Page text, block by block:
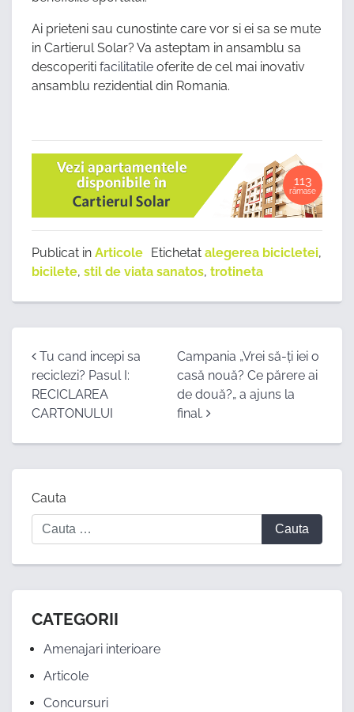
Ai prieteni sau cunostinte care vor si ei sa se mute
in Cartierul Solar? Va asteptam in ansamblu sa
descoperiti facilitatile oferite de cel mai inovativ
ansamblu rezidential din Romania.
113
rămase
Publicat in Articole Etichetat alegerea bicicletei,
bicilete, stil de viata sanatos, trotineta
Post
navigation
Tu cand incepi sa
reciclezi? Pasul I:
RECICLAREA
CARTONULUI
Campania „Vrei să-ți iei o
casă nouă? Ce părere ai
de două?„ a ajuns la
final.
Cauta
CATEGORII
Amenajari interioare
Articole
Concursuri